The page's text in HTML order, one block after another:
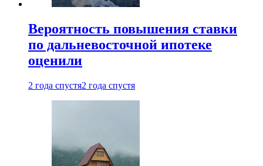
Вероятность повышения ставки
по дальневосточной ипотеке
оценили
2 года спустя2 года спустя